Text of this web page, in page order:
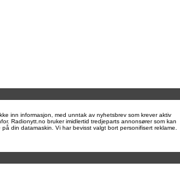
inn informasjon, med unntak av nyhetsbrev som krever aktiv
Radionytt.no bruker imidlertid tredjeparts annonsører som kan
din datamaskin. Vi har bevisst valgt bort personifisert reklame.